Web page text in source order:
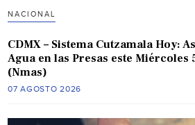
NACIONAL
CDMX – Sistema Cutzamala Hoy:
Agua en las Presas este Miércoles
(Nmas)
07 AGOSTO 2026